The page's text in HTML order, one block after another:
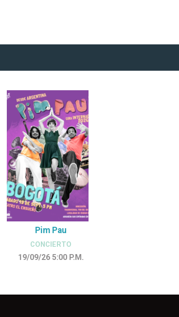
Pim Pau
CONCIERTO
19/09/26 5:00 P.M.